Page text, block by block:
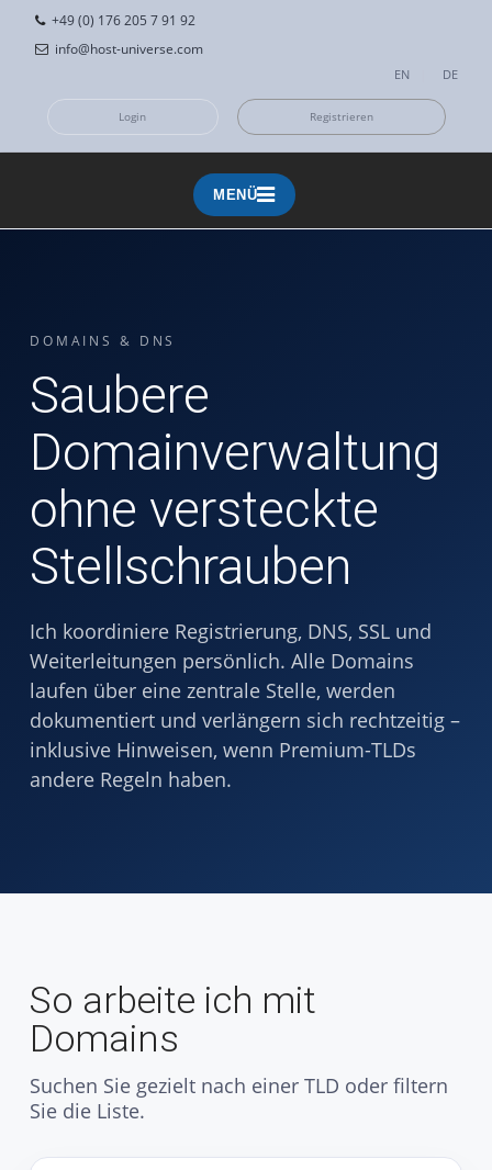
+49 (0) 176 205 7 91 92
info@host-universe.com
EN DE
Login Registrieren
MENÜ
MENÜ
DOMAINS & DNS
Saubere
Domainverwaltung
ohne versteckte
Stellschrauben
Ich koordiniere Registrierung, DNS, SSL und
Weiterleitungen persönlich. Alle Domains
laufen über eine zentrale Stelle, werden
dokumentiert und verlängern sich rechtzeitig –
inklusive Hinweisen, wenn Premium-TLDs
andere Regeln haben.
So arbeite ich mit
Domains
Suchen Sie gezielt nach einer TLD oder filtern
Sie die Liste.